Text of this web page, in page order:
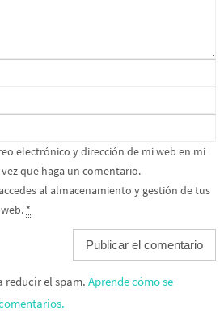
electrónico y dirección de mi web en mi
que haga un comentario.
al almacenamiento y gestión de tus
*
reducir el spam. Aprende cómo se